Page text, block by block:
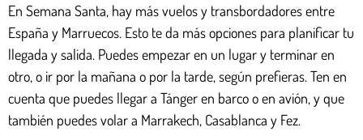
En Semana Santa, hay más vuelos y transbordadores entre
España y Marruecos. Esto te da más opciones para planificar tu
llegada y salida. Puedes empezar en un lugar y terminar en
otro, o ir por la mañana o por la tarde, según prefieras. Ten en
cuenta que puedes llegar a Tánger en barco o en avión, y que
también puedes volar a Marrakech, Casablanca y Fez.